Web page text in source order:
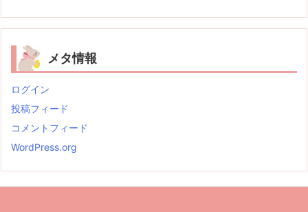
メタ情報
ログイン
投稿フィード
コメントフィード
WordPress.org